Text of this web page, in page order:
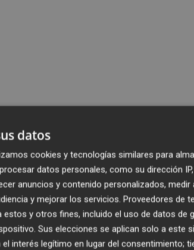
datos
cookies y tecnologías similares para
datos personales, como su dirección
anuncios y contenido personalizados, medir
y mejorar los servicios. Proveedores de
y otros fines, incluido el uso de datos de
Sus elecciones se aplican solo a este
interés legítimo en lugar del consentimiento;